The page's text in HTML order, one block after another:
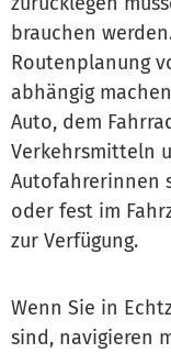
brauchen
Routenplanung
abhängig
Auto, dem
Verkehrsmitteln
Autofahrerinnen
oder fest im
zur Verfügung.
Wenn Sie in
sind, navigieren